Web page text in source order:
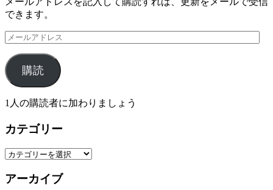
できます。
メ
ル
ア
ド
レ
購読
1人の購読者に加わりましょう
カテゴリー
カ
ゴ
アーカイブ